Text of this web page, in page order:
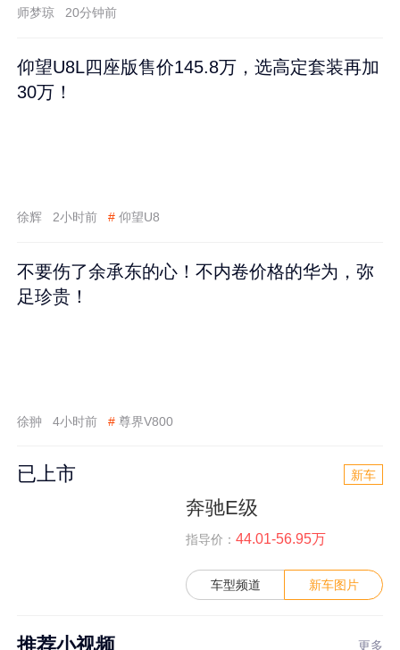
师梦琼 20分钟前
仰望U8L四座版售价145.8万，选高定套装再加
30万！
徐辉 2小时前 # 仰望U8
不要伤了余承东的心！不内卷价格的华为，弥
足珍贵！
徐翀 4小时前 # 尊界V800
已上市 新车
奔驰E级
指导价： 44.01-56.95万
车型频道 新车图片
推荐小视频 更多